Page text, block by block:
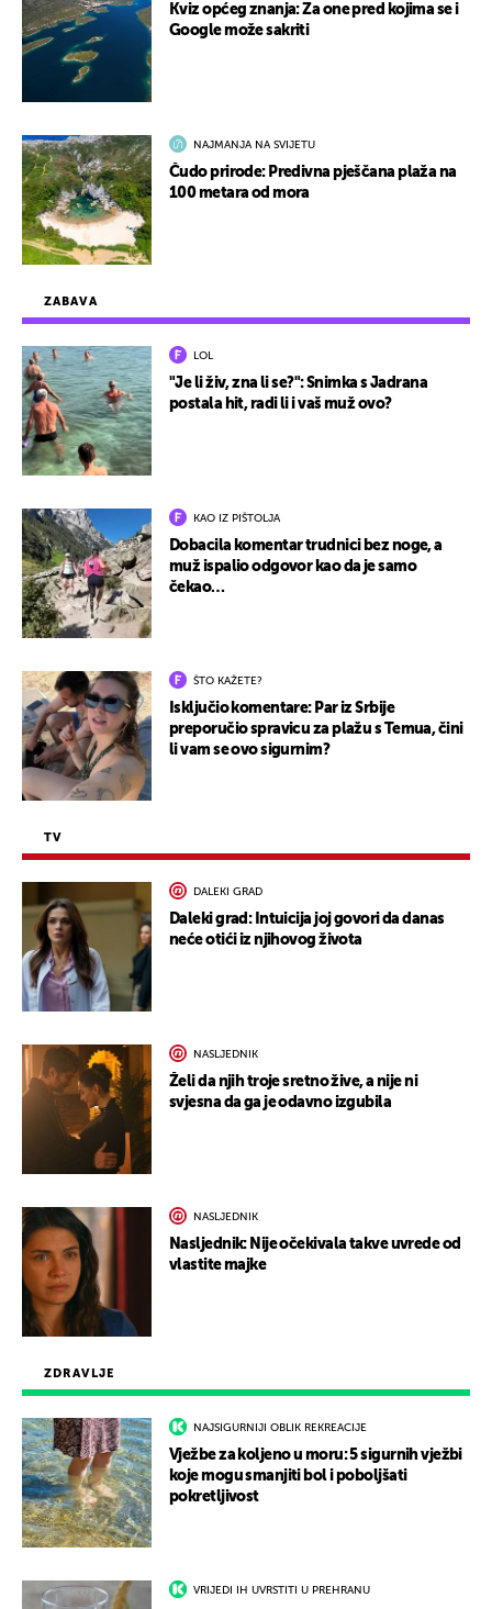
ZDRAVLJE
NAJSIGURNIJI OBLIK REKREACIJE
Vježbe za koljeno u moru: 5 sigurnih vježbi
koje mogu smanjiti bol i poboljšati
pokretljivost
VRIJEDI IH UVRSTITI U PREHRANU
ZABAVA
LOL
"Je li živ, zna li se?": Snimka s Jadrana
postala hit, radi li i vaš muž ovo?
KAO IZ PIŠTOLJA
Dobacila komentar trudnici bez noge, a
muž ispalio odgovor kao da je samo
čekao…
ŠTO KAŽETE?
Isključio komentare: Par iz Srbije
preporučio spravicu za plažu s Temua, čini
li vam se ovo sigurnim?
TV
DALEKI GRAD
Daleki grad: Intuicija joj govori da danas
neće otići iz njihovog života
NASLJEDNIK
Želi da njih troje sretno žive, a nije ni
svjesna da ga je odavno izgubila
NASLJEDNIK
Nasljednik: Nije očekivala takve uvrede od
vlastite majke
Kviz općeg znanja: Za one pred kojima se i
Google može sakriti
NAJMANJA NA SVIJETU
Čudo prirode: Predivna pješčana plaža na
100 metara od mora